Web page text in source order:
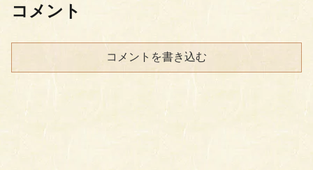
コメント
コメントを書き込む